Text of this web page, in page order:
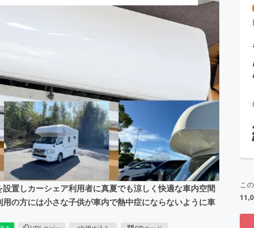
ビューティー
CAMPFIRE for Social Good
CAMPFIRE Creation
CAMPFIREふるさと納税 machi-ya
置しカーシェア利用者に真夏でも涼しく快適な車内空間
の方には小さな子供が車内で熱中症にならないように車
こ